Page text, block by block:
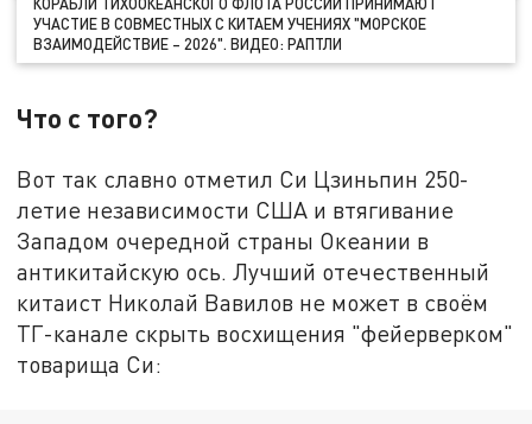
КОРАБЛИ ТИХООКЕАНСКОГО ФЛОТА РОССИИ ПРИНИМАЮТ
УЧАСТИЕ В СОВМЕСТНЫХ С КИТАЕМ УЧЕНИЯХ "МОРСКОЕ
ВЗАИМОДЕЙСТВИЕ – 2026". ВИДЕО: РАПТЛИ
Что с того?
Вот так славно отметил Си Цзиньпин 250-
летие независимости США и втягивание
Западом очередной страны Океании в
антикитайскую ось. Лучший отечественный
китаист Николай Вавилов не может в своём
ТГ-канале скрыть восхищения "фейерверком"
товарища Си: